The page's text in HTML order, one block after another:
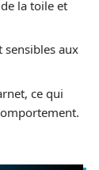
la toile et
sensibles aux
ce qui